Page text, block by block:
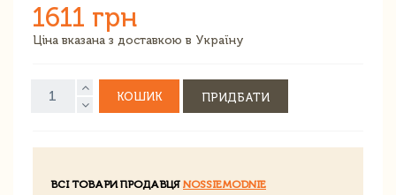
1611 грн
Ціна вказана з доставкою в Україну
КОШИК ПРИДБАТИ
ВСІ ТОВАРИ ПРОДАВЦЯ NOSSIEMODNIE